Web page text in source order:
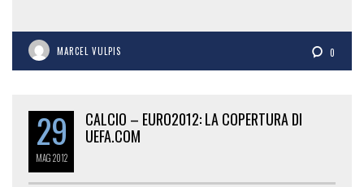
MARCEL VULPIS 0
29
MAG2012
CALCIO – EURO2012: LA COPERTURA DI
UEFA.COM